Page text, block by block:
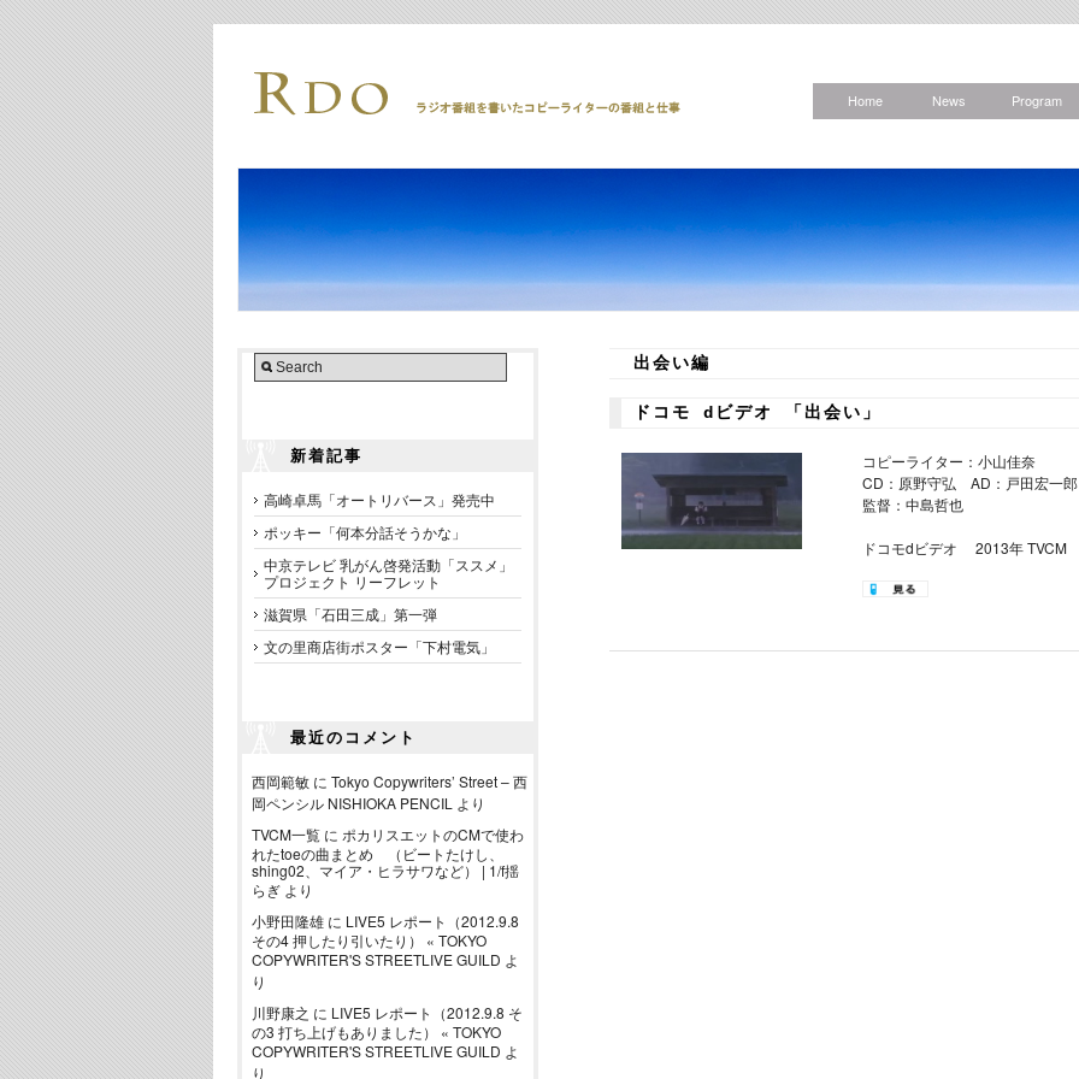
Home News Program
新着記事
高崎卓馬「オートリバース」発売中
ポッキー「何本分話そうかな」
中京テレビ 乳がん啓発活動「ススメ」
プロジェクト リーフレット
滋賀県「石田三成」第一弾
文の里商店街ポスター「下村電気」
最近のコメント
西岡範敏 に Tokyo Copywriters’ Street – 西
岡ペンシル NISHIOKA PENCIL より
TVCM一覧 に ポカリスエットのCMで使わ
れたtoeの曲まとめ （ビートたけし、
shing02、マイア・ヒラサワなど） | 1/f揺
らぎ より
小野田隆雄 に LIVE5 レポート（2012.9.8
その4 押したり引いたり） « TOKYO
COPYWRITER'S STREETLIVE GUILD よ
り
川野康之 に LIVE5 レポート（2012.9.8 そ
の3 打ち上げもありました） « TOKYO
COPYWRITER'S STREETLIVE GUILD よ
り
出会い編
ドコモ dビデオ 「出会い」
コピーライター：小山佳奈
CD：原野守弘 AD：戸田宏一郎
監督：中島哲也
ドコモdビデオ 2013年 TVCM